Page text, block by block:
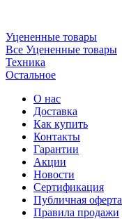
Уцененные товары
Все Уцененные товары
Техника
Остальное
О нас
Доставка
Как купить
Контакты
Гарантии
Акции
Новости
Cертификация
Публичная оферта
Правила продажи